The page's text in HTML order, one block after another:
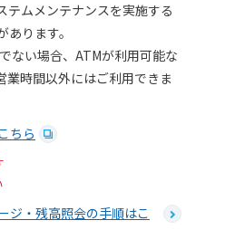
ムメンテナンスを実施する
ります。
ない場合、ATMが利用可能な
業時間以外にはご利用できま
ちら
ジ・残高照会の手順はこ